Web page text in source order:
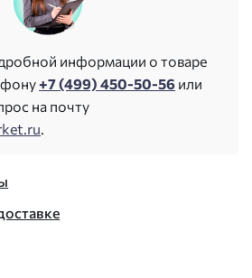
информации о товаре
+7 (499) 450-50-56 или
на почту
.